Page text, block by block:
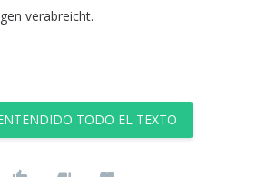
verabreicht.
TODO EL TEXTO